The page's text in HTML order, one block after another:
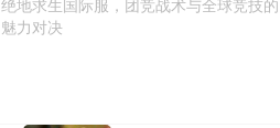
绝地求生国际服，团竞战术与全球竞技的
魅力对决